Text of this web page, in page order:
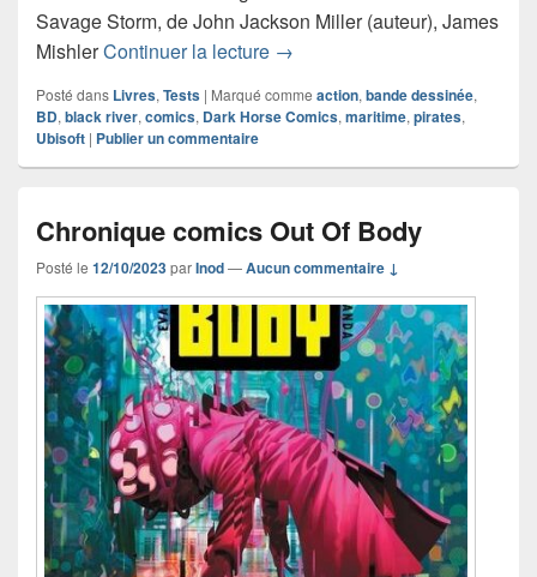
Savage Storm, de John Jackson Miller (auteur), James
MishlerContinuer la lecture Chronique comics Skulls and
→
Posté dans Livres, Tests | Marqué comme action, bande dessinée,
BD, black river, comics, Dark Horse Comics, maritime, pirates,
Ubisoft | Publier un commentaire
Chronique comics Out Of Body
Posté le 12/10/2023parInod—Aucun commentaire ↓